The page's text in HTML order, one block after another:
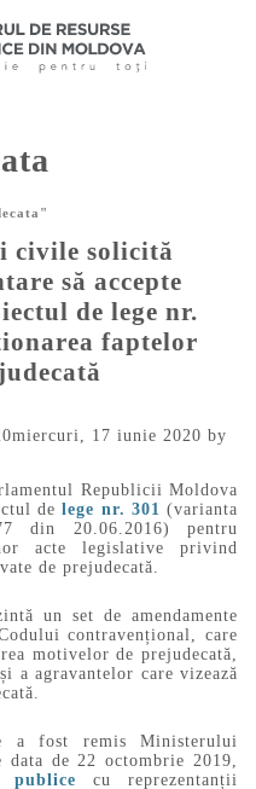
civile solicită
să accepte
de lege nr.
faptelor
miercuri, 17 iunie 2020 by
Republicii Moldova
delege nr. 301 (varianta
din 20.06.2016) pentru
acte legislative privind
de prejudecată.
un set de amendamente
contravențional, care
motivelor de prejudecată,
a agravantelor care vizează
a fost remis Ministerului
de 22 octombrie 2019,
publice cu reprezentanții